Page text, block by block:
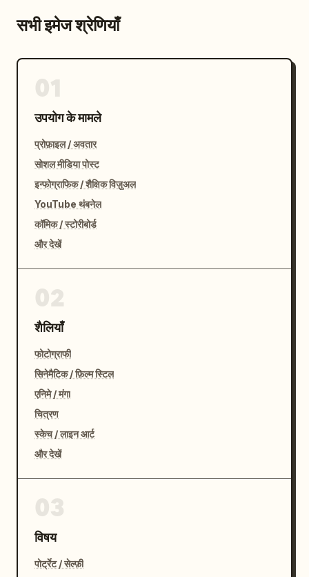
सभी इमेज श्रेणियाँ
उपयोग के मामले
प्रोफ़ाइल / अवतार
सोशल मीडिया पोस्ट
इन्फोग्राफिक / शैक्षिक विज़ुअल
YouTube थंबनेल
कॉमिक / स्टोरीबोर्ड
और देखें
शैलियाँ
फोटोग्राफी
सिनेमैटिक / फ़िल्म स्टिल
एनिमे / मंगा
चित्रण
स्केच / लाइन आर्ट
और देखें
विषय
पोर्ट्रेट / सेल्फ़ी